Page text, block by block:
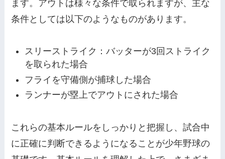
ます。アウトは様々な条件で取られますが、主な
条件としては以下のようなものがあります。
スリーストライク：バッターが3回ストライク
を取られた場合
フライを守備側が捕球した場合
ランナーが塁上でアウトにされた場合
これらの基本ルールをしっかりと把握し、試合中
に正確に判断できるようになることが少年野球の